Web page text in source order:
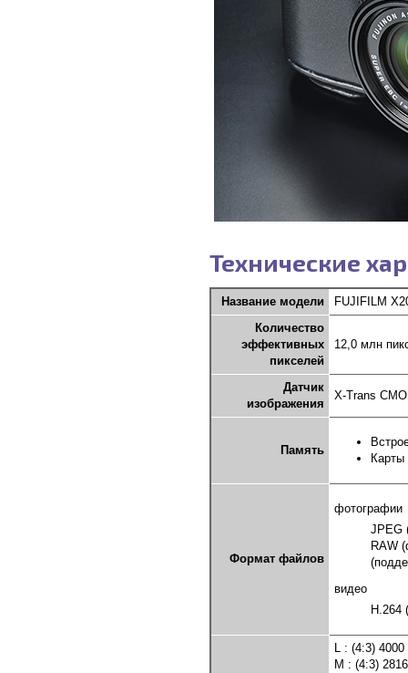
Технические
Название модели
FUJIFILM
Количество
эффективных
пикселей
12,0 млн
Датчик
изображения
X-Trans
Память
Карты
Формат файлов
фотографии
JPEG
RAW
видео
H.264
L : (4:3)
M : (4:3)